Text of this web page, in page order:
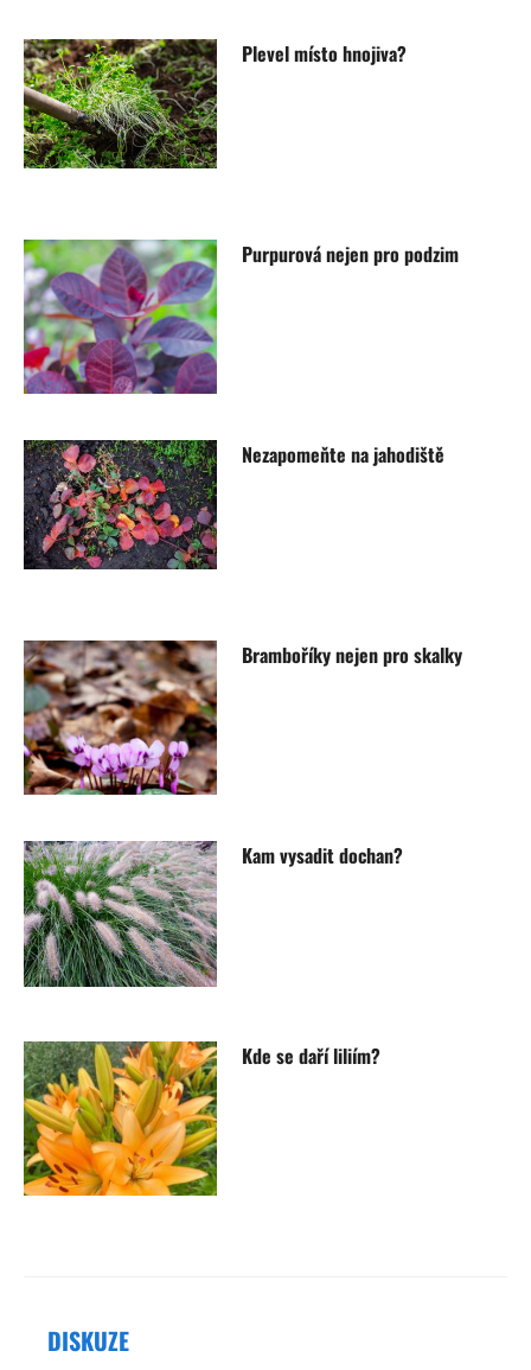
Plevel místo hnojiva?
Purpurová nejen pro podzim
Nezapomeňte na jahodiště
Bramboříky nejen pro skalky
Kam vysadit dochan?
Kde se daří liliím?
DISKUZE